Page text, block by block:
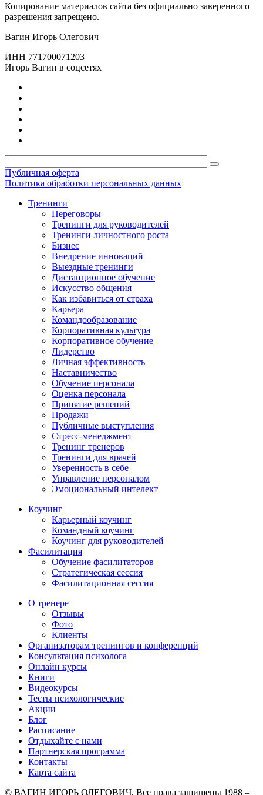
Копирование материалов сайта без официально заверенного
разрешения запрещено.
Вагин Игорь Олегович
ИНН 771700071203
Игорь Вагин в соцсетях
Публичная оферта
Политика обработки персональных данных
Тренинги
Переговоры
Тренинги для руководителей
Тренинги личностного роста
Бизнес
Внедрение инноваций
Выездные тренинги
Дистанционное обучение
Искусство общения
Как избавиться от страха
Карьера
Командообразование
Корпоративная культура
Корпоративное обучение
Лидерство
Личная эффективность
Наставничество
Обучение персонала
Оценка персонала
Принятие решений
Продажи
Публичные выступления
Стресс-менеджмент
Тренинг тренеров
Тренинги для врачей
Уверенность в себе
Управление персоналом
Эмоциональный интелект
Коучинг
Карьерный коучинг
Командный коучинг
Коучинг для руководителей
Фасилитация
Обучение фасилитаторов
Стратегическая сессия
Фасилитационная сессия
О тренере
Отзывы
Фото
Клиенты
Организаторам тренингов и конференций
Консультация психолога
Онлайн курсы
Книги
Видеокурсы
Тесты психологические
Акции
Блог
Расписание
Отдыхайте с нами
Партнерская программа
Контакты
Карта сайта
© ВАГИН ИГОРЬ ОЛЕГОВИЧ. Все права защищены 1988 –